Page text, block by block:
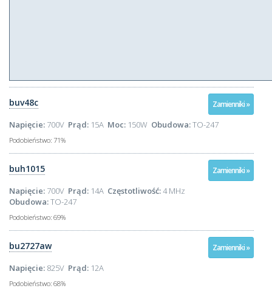
Zamienniki »
buv48c
Napięcie: 700V Prąd: 15A Moc: 150W Obudowa:TO-247
Podobieństwo: 71%
Zamienniki »
buh1015
Napięcie: 700V Prąd: 14A Częstotliwość:4 MHz
Obudowa:TO-247
Podobieństwo: 69%
Zamienniki »
bu2727aw
Napięcie: 825V Prąd: 12A
Podobieństwo: 68%